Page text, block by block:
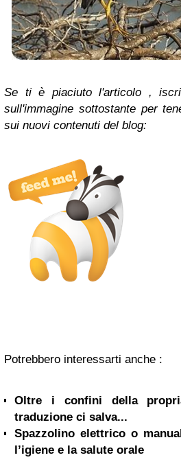
Se ti è piaciuto l'articolo ,
sull'immagine sottostante per
sui nuovi contenuti del blog:
Potrebbero interessarti anche :
Oltre i confini della
traduzione ci salva...
Spazzolino elettrico o
l’igiene e la salute orale